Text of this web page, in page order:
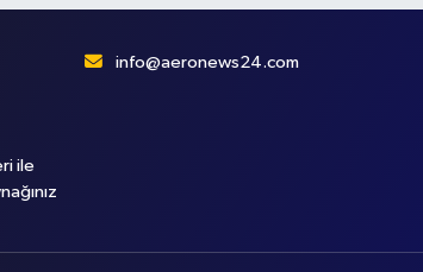
ile
info@aeronews24.com